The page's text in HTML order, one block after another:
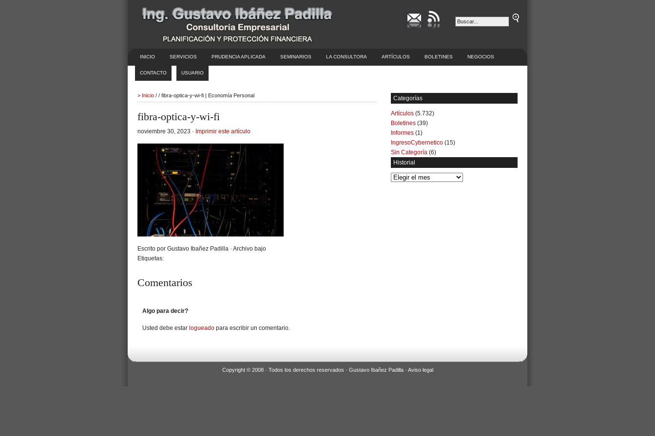
INICIO SERVICIOS PRUDENCIA APLICADA SEMINARIOS LA CONSULTORA ARTÍCULOS BOLETINES NEGOCIOS
CONTACTO USUARIO
> Inicio / / fibra-optica-y-wi-fi | Economía Personal
fibra-optica-y-wi-fi
noviembre 30, 2023 · Imprimir este artículo
Escrito por Gustavo Ibañez Padilla · Archivo bajo
Etiquetas:
Comentarios
Algo para decir?
Usted debe estar logueado para escribir un comentario.
Categorías
Artículos (5.732)
Boletines (39)
Informes (1)
IngresoCybernetico (15)
Sin Categoría (6)
Historial
Historial
Copyright © 2008 · Todos los derechos reservados · Gustavo Ibañez Padilla · Aviso legal